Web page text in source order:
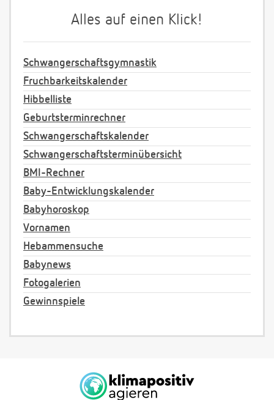
Alles auf einen Klick!
Schwangerschaftsgymnastik
Fruchbarkeitskalender
Hibbelliste
Geburtsterminrechner
Schwangerschaftskalender
Schwangerschaftsterminübersicht
BMI-Rechner
Baby-Entwicklungskalender
Babyhoroskop
Vornamen
Hebammensuche
Babynews
Fotogalerien
Gewinnspiele